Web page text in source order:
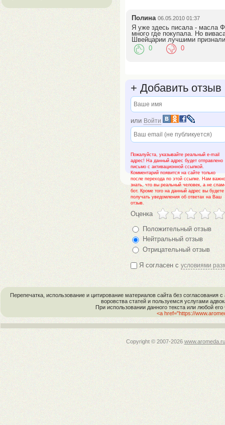
Полина 06.05.2010 01:37
Я уже здесь писала - масла
много где покупала. Но
Швейцарии лучшими признали
0
0
+ Добавить отзыв
или Войти
Пожалуйста, указывайте реальный e-mail
адрес! На данный адрес будет отправлено
письмо с активационной ссылкой.
Комментарий появится на сайте только
после перехода по этой ссылке. Нам важно
знать, что вы реальный человек, а не спам-
бот. Кроме того на данный адрес вы будете
получать уведомления об ответах на Ваш
отзыв.
Оценка
Положительный отзыв
Нейтральный отзыв
Отрицательный отзыв
Я согласен с условиями
Перепечатка, использование и цитирование материалов сайта без
воровства статей и пользуемся услугами
При использовании данного текста или любой
<a href="https://
Copyright © 2007-2026www.aromeda.ru